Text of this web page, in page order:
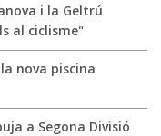
i la Geltrú
al ciclisme"
nova piscina
a Segona Divisió